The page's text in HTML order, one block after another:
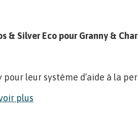
& Silver Eco pour Granny &
pour leur système d’aide à la
plus